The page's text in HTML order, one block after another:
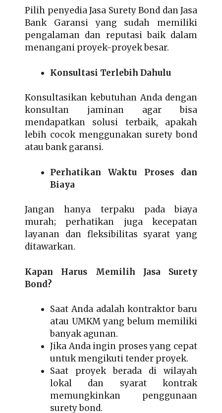
Pilih penyedia Jasa Surety Bond dan Jasa
Bank Garansi yang sudah memiliki
pengalaman dan reputasi baik dalam
menangani proyek-proyek besar.
Konsultasi Terlebih Dahulu
Konsultasikan kebutuhan Anda dengan
konsultan jaminan agar bisa
mendapatkan solusi terbaik, apakah
lebih cocok menggunakan surety bond
atau bank garansi.
Perhatikan Waktu Proses dan
Biaya
Jangan hanya terpaku pada biaya
murah; perhatikan juga kecepatan
layanan dan fleksibilitas syarat yang
ditawarkan.
Kapan Harus Memilih Jasa Surety
Bond?
Saat Anda adalah kontraktor baru
atau UMKM yang belum memiliki
banyak agunan.
Jika Anda ingin proses yang cepat
untuk mengikuti tender proyek.
Saat proyek berada di wilayah
lokal dan syarat kontrak
memungkinkan penggunaan
surety bond.